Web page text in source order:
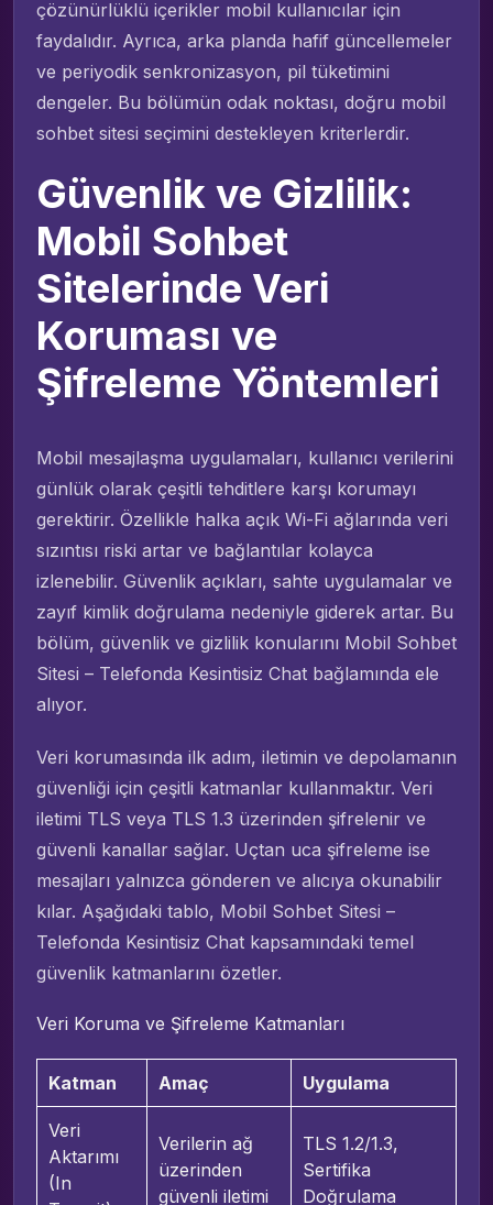
çözünürlüklü içerikler mobil kullanıcılar için
faydalıdır. Ayrıca, arka planda hafif güncellemeler
ve periyodik senkronizasyon, pil tüketimini
dengeler. Bu bölümün odak noktası, doğru mobil
sohbet sitesi seçimini destekleyen kriterlerdir.
Güvenlik ve Gizlilik:
Mobil Sohbet
Sitelerinde Veri
Koruması ve
Şifreleme Yöntemleri
Mobil mesajlaşma uygulamaları, kullanıcı verilerini
günlük olarak çeşitli tehditlere karşı korumayı
gerektirir. Özellikle halka açık Wi-Fi ağlarında veri
sızıntısı riski artar ve bağlantılar kolayca
izlenebilir. Güvenlik açıkları, sahte uygulamalar ve
zayıf kimlik doğrulama nedeniyle giderek artar. Bu
bölüm, güvenlik ve gizlilik konularını Mobil Sohbet
Sitesi – Telefonda Kesintisiz Chat bağlamında ele
alıyor.
Veri korumasında ilk adım, iletimin ve depolamanın
güvenliği için çeşitli katmanlar kullanmaktır. Veri
iletimi TLS veya TLS 1.3 üzerinden şifrelenir ve
güvenli kanallar sağlar. Uçtan uca şifreleme ise
mesajları yalnızca gönderen ve alıcıya okunabilir
kılar. Aşağıdaki tablo, Mobil Sohbet Sitesi –
Telefonda Kesintisiz Chat kapsamındaki temel
güvenlik katmanlarını özetler.
Veri Koruma ve Şifreleme Katmanları
Katman Amaç Uygulama
Veri
Aktarımı
(In
Verilerin ağ
üzerinden
güvenli iletimi
TLS 1.2/1.3,
Sertifika
Doğrulama